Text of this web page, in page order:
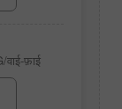
फ़ाई